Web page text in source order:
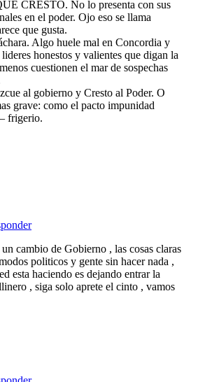
CRESTO. No lo presenta con sus
en el poder. Ojo eso se llama
que gusta.
Algo huele mal en Concordia y
honestos y valientes que digan la
cuestionen el mar de sospechas
al gobierno y Cresto al Poder. O
grave: como el pacto impunidad
frigerio.
cambio de Gobierno , las cosas claras
politicos y gente sin hacer nada ,
esta haciendo es dejando entrar la
, siga solo aprete el cinto , vamos